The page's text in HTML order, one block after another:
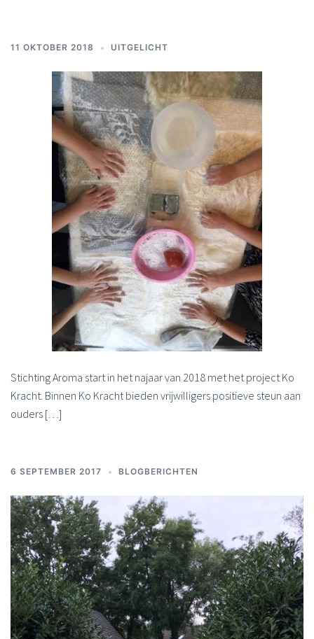
11 OKTOBER 2018 UITGELICHT
Stichting Aroma start in het najaar van 2018 met het project Ko
Kracht. Binnen Ko Kracht bieden vrijwilligers positieve steun aan
ouders […]
6 SEPTEMBER 2017 BLOGBERICHTEN